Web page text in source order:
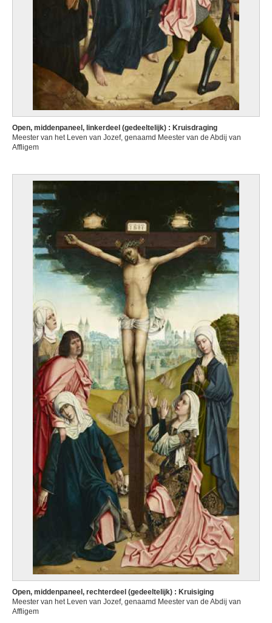
Open, middenpaneel, linkerdeel (gedeeltelijk) : Kruisdraging
Meester van het Leven van Jozef, genaamd Meester van de Abdij van
Affligem
Open, middenpaneel, rechterdeel (gedeeltelijk) : Kruisiging
Meester van het Leven van Jozef, genaamd Meester van de Abdij van
Affligem